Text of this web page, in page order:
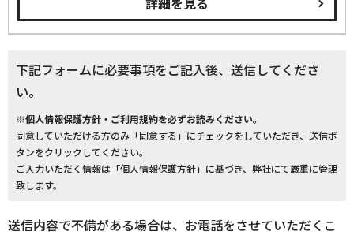
下記フォームに必要事項をご記入後、送信してくださ
い。
※個人情報保護方針・ご利用規約を必ずお読みください。
同意していただける方のみ「同意する」にチェックをしていただき、送信ボ
タンをクリックしてください。
ご入力いただく情報は「個人情報保護方針」に基づき、弊社にて厳重に管理
致します。
送信内容で不備がある場合は、お電話をさせていただくこ